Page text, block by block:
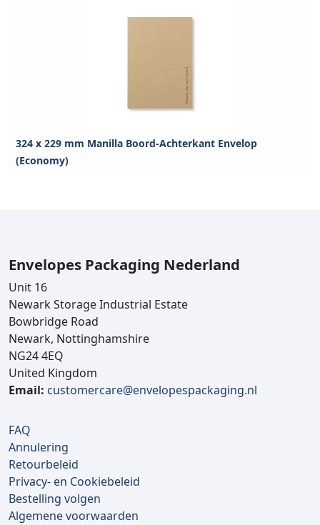
324 x 229 mm Manilla Boord-Achterkant Envelop
(Economy)
Envelopes Packaging Nederland
Unit 16
Newark Storage Industrial Estate
Bowbridge Road
Newark, Nottinghamshire
NG24 4EQ
United Kingdom
Email: customercare@envelopespackaging.nl
FAQ
Annulering
Retourbeleid
Privacy- en Cookiebeleid
Bestelling volgen
Algemene voorwaarden